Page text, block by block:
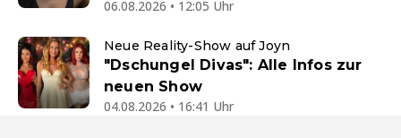
06.08.2026 • 12:05 Uhr
Neue Reality-Show auf Joyn
"Dschungel Divas": Alle Infos zur
neuen Show
04.08.2026 • 16:41 Uhr